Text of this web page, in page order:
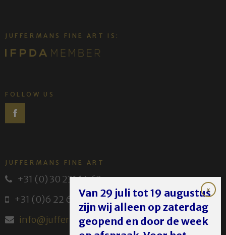
JUFFERMANS FINE ART IS:
FOLLOW US
JUFFERMANS FINE ART
+31 (0) 30 231 14 63
+31 (0)6 22 614 582
info@juffermans.nl
Van 29 juli tot 19 augustus
zijn wij alleen op zaterdag
geopend en door de week